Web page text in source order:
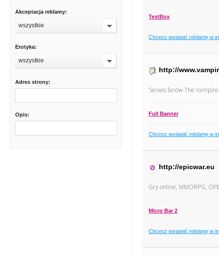
Akceptacja reklamy:
wszystkie
Erotyka:
wszystkie
Adres strony:
Opis:
TextBox
Chcesz wstawić reklamę w
http://
Serwis fanów The
Full Banner
Chcesz wstawić reklamę w
http://epicwar.eu
Gry online, MMORPG,
Micro Bar 2
Chcesz wstawić reklamę w